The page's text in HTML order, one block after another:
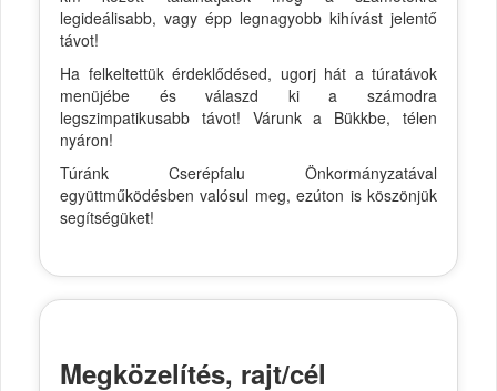
legideálisabb, vagy épp legnagyobb kihívást jelentő
távot!
Ha felkeltettük érdeklődésed, ugorj hát a túratávok
menüjébe és válaszd ki a számodra
legszimpatikusabb távot! Várunk a Bükkbe, télen
nyáron!
Túránk Cserépfalu Önkormányzatával
együttműködésben valósul meg, ezúton is köszönjük
segítségüket!
Megközelítés, rajt/cél